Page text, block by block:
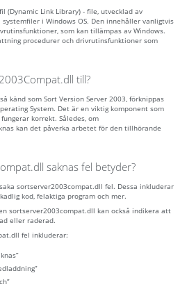
(Dynamic Link Library) - file, utvecklad av
i Windows OS. Den innehåller vanligtvis
som kan tillämpas av Windows.
procedurer och drivrutinsfunktioner som
till?
känd som Sort Version Server 2003, förknippas
System. Det är en viktig komponent som
korrekt. Således, om
kan det påverka arbetet för den tillhörande
saknas fel betyder?
sortserver2003compat.dll fel. Dessa inkluderar
kod, felaktiga program och mer.
sortserver2003compat.dll kan också indikera att
eller raderad.
fel inkluderar: